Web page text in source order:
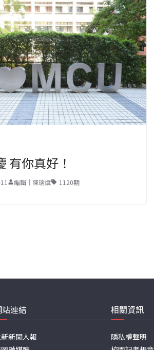
有你真好！
編輯｜陳瑞斌 1120期
連結
新聞人報
相關資訊
隱私權聲明